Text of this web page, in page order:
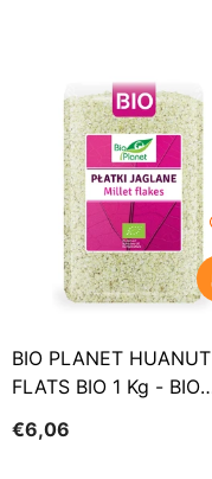
BIO PLANET HUANUT
FLATS BIO 1 Kg - BIO
€6,06